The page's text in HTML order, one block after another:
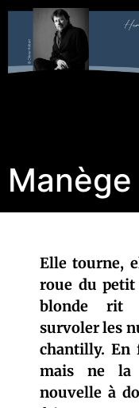
Manège
Elle tourne,
roue du petit
blonde rit
survoler les
chantilly. En
mais ne la
nouvelle à